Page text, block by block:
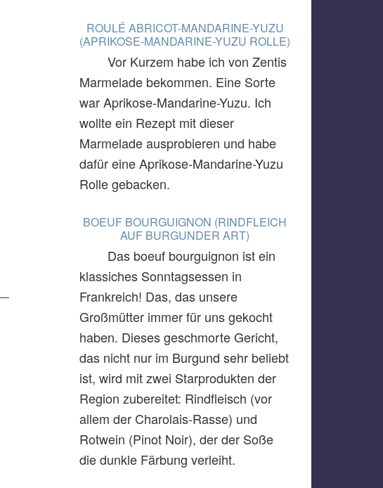
ROULÉ ABRICOT-MANDARINE-YUZU
(APRIKOSE-MANDARINE-YUZU ROLLE)
Vor Kurzem habe ich von Zentis
Marmelade bekommen. Eine Sorte
war Aprikose-Mandarine-Yuzu. Ich
wollte ein Rezept mit dieser
Marmelade ausprobieren und habe
dafür eine Aprikose-Mandarine-Yuzu
Rolle gebacken.
BOEUF BOURGUIGNON (RINDFLEICH
AUF BURGUNDER ART)
Das boeuf bourguignon ist ein
klassiches Sonntagsessen in
Frankreich! Das, das unsere
Großmütter immer für uns gekocht
haben. Dieses geschmorte Gericht,
das nicht nur im Burgund sehr beliebt
ist, wird mit zwei Starprodukten der
Region zubereitet: Rindfleisch (vor
allem der Charolais-Rasse) und
Rotwein (Pinot Noir), der der Soße
die dunkle Färbung verleiht.